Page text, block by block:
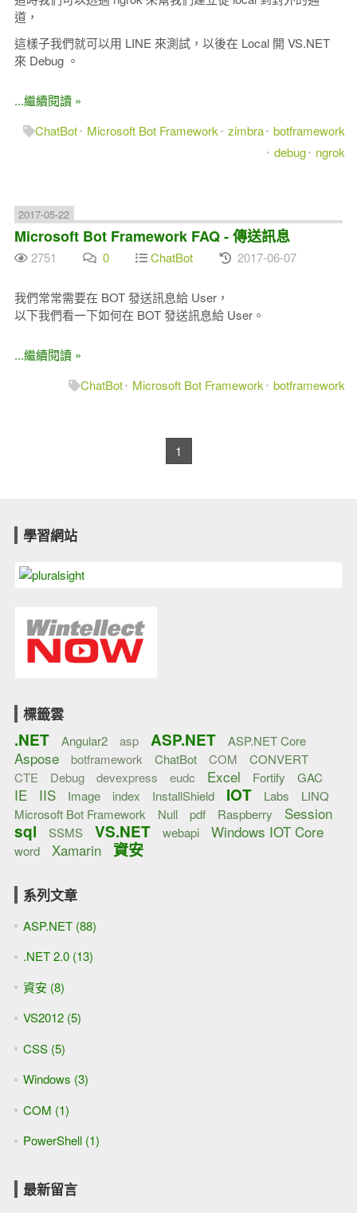
道，
這樣子我們就可以用 LINE 來測試，以後在 Local 開 VS.NET
來 Debug 。
...繼續閱讀 »
ChatBot
Microsoft Bot Framework zimbra botframework
debug
ngrok
2017-05-22
Microsoft Bot Framework FAQ - 傳送訊息
2751 0 ChatBot 2017-06-07
我們常常需要在 BOT 發送訊息給 User，
以下我們看一下如何在 BOT 發送訊息給 User。
...繼續閱讀 »
ChatBot
Microsoft Bot Framework botframework
1
學習網站
標籤雲
.NET Angular2 asp ASP.NET ASP.NET Core
Aspose botframework ChatBot COM
CONVERT
CTE
Debug devexpress eudc Excel Fortify GAC
IE IIS Image index InstallShield IOT Labs
LINQ
Microsoft Bot Framework
Null pdf Raspberry Session
sql SSMS VS.NET webapi Windows IOT Core
word Xamarin 資安
系列文章
ASP.NET (88)
.NET 2.0 (13)
資安 (8)
VS2012 (5)
CSS (5)
Windows (3)
COM (1)
PowerShell (1)
最新留言